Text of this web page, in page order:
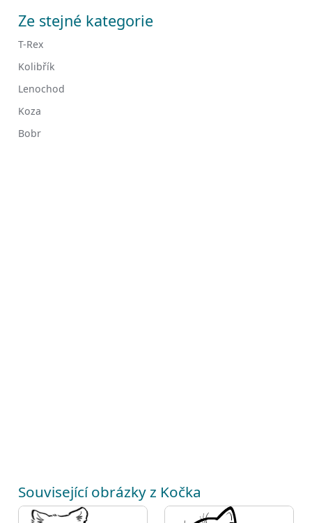
Ze stejné kategorie
T-Rex
Kolibřík
Lenochod
Koza
Bobr
Související obrázky z Kočka